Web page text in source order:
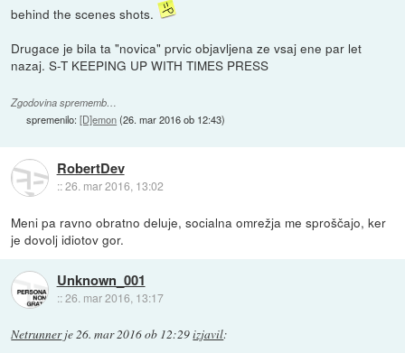
behind the scenes shots.
Drugace je bila ta "novica" prvic objavljena ze vsaj ene par let
nazaj. S-T KEEPING UP WITH TIMES PRESS
Zgodovina sprememb…
spremenilo:[D]emon(26. mar 2016 ob 12:43)
RobertDev
::26. mar 2016, 13:02
Meni pa ravno obratno deluje, socialna omrežja me sproščajo, ker
je dovolj idiotov gor.
Unknown_001
::26. mar 2016, 13:17
Netrunnerje26. mar 2016 ob 12:29izjavil: